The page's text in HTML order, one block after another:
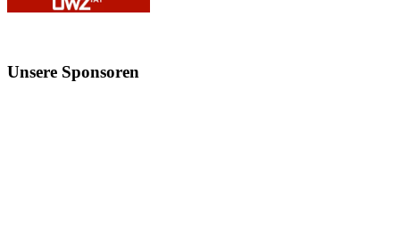
Unsere Sponsoren